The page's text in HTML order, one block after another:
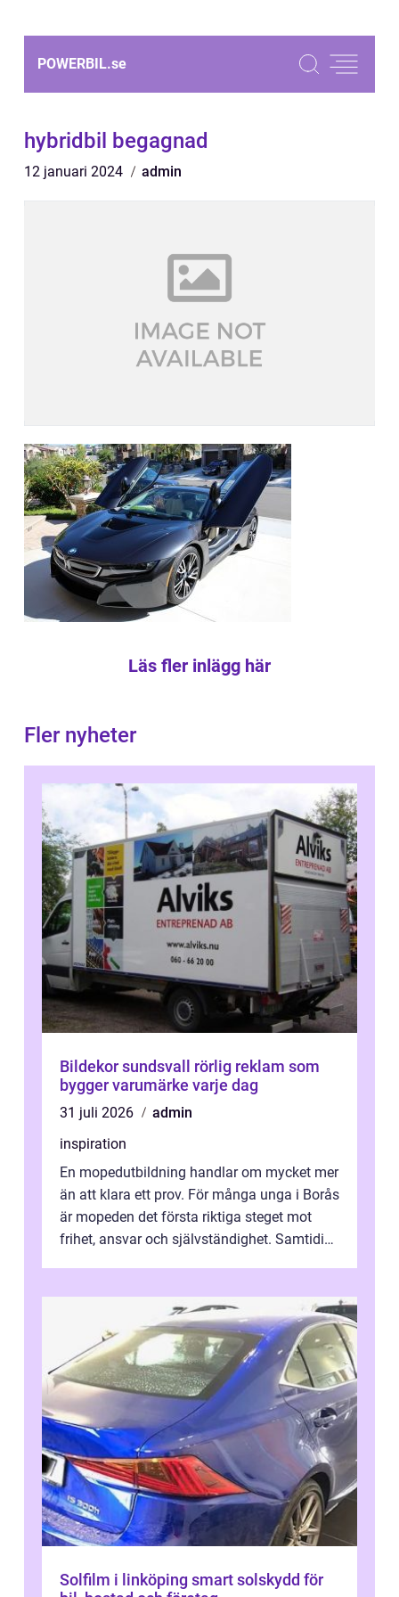
POWERBIL.se
hybridbil begagnad
12 januari 2024 admin
Läs fler inlägg här
Fler nyheter
Bildekor sundsvall rörlig reklam som
bygger varumärke varje dag
31 juli 2026
admin
inspiration
En mopedutbildning handlar om mycket mer
än att klara ett prov. För många unga i Borås
är mopeden det första riktiga steget mot
frihet, ansvar och självständighet. Samtidigt
Solfilm i linköping smart solskydd för